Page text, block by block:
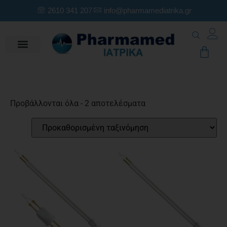
2610 341 207 info@pharmamediatrika.gr
Προβάλλονται όλα - 2 αποτελέσματα